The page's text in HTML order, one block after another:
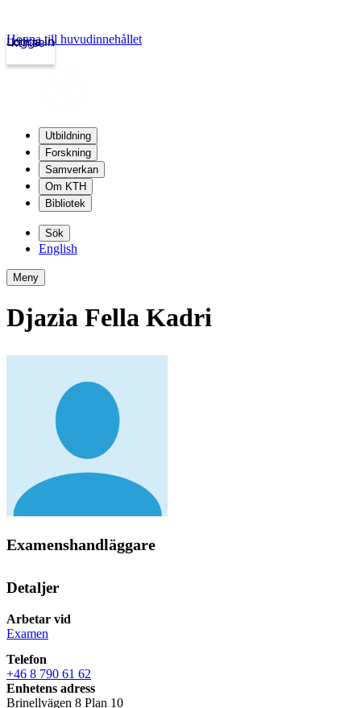
kth.se
Logga in
Hoppa till huvudinnehållet
Utbildning
Forskning
Samverkan
Om KTH
Bibliotek
Sök
English
Meny
Djazia Fella Kadri
Examenshandläggare
Detaljer
Arbetar vid
Examen
Telefon
+46 8 790 61 62
Enhetens adress
Brinellvägen 8 Plan 10